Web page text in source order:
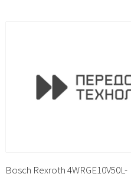
Bosch Rexroth 4WRGE10V50L-